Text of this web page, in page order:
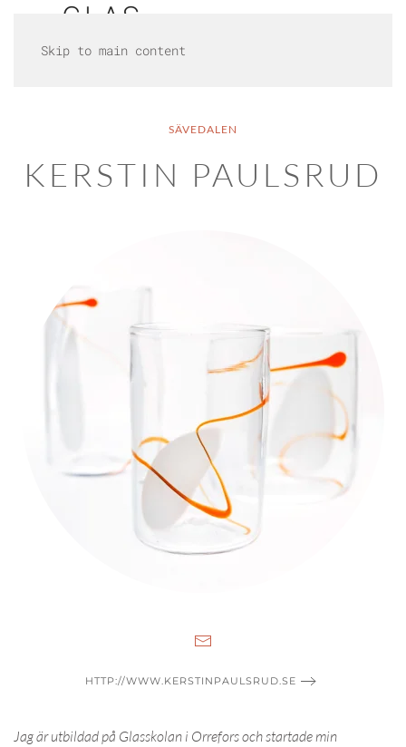
Skip to main content
SÄVEDALEN
KERSTIN PAULSRUD
HTTP://WWW.KERSTINPAULSRUD.SE
Jag är utbildad på Glasskolan i Orrefors och startade min